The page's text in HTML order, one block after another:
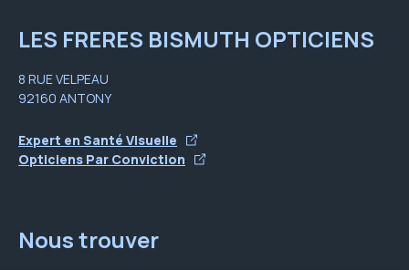
LES FRERES BISMUTH OPTICIENS
8 RUE VELPEAU
92160 ANTONY
Expert en Santé Visuelle
Opticiens Par Conviction
Nous trouver